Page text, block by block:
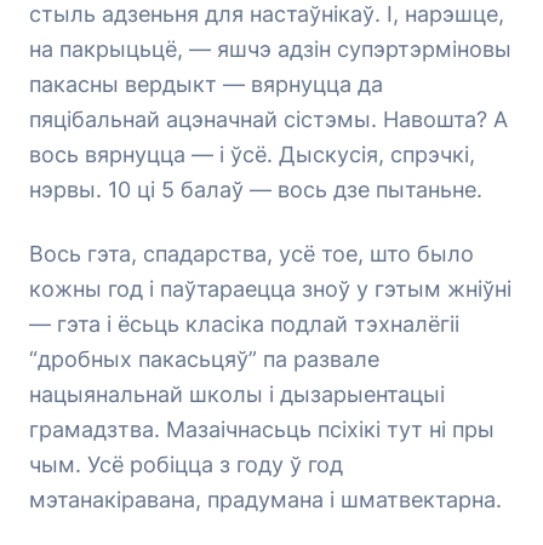
стыль адзеньня для настаўнікаў. І, нарэшце,
на пакрыцьцё, — яшчэ адзін супэртэрміновы
пакасны вердыкт — вярнуцца да
пяцібальнай ацэначнай сістэмы. Навошта? А
вось вярнуцца — і ўсё. Дыскусія, спрэчкі,
нэрвы. 10 ці 5 балаў — вось дзе пытаньне.
Вось гэта, спадарства, усё тое, што было
кожны год і паўтараецца зноў у гэтым жніўні
— гэта і ёсьць класіка подлай тэхналёгіі
“дробных пакасьцяў” па развале
нацыянальнай школы і дызарыентацыі
грамадзтва. Мазаічнасьць псіхікі тут ні пры
чым. Усё робіцца з году ў год
мэтанакіравана, прадумана і шматвектарна.